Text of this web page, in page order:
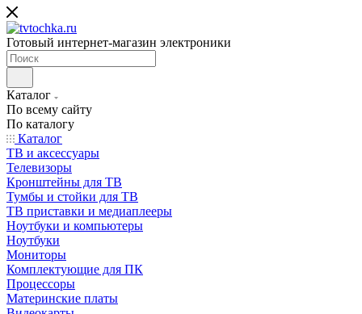
Готовый интернет-магазин электроники
Каталог
По всему сайту
По каталогу
Каталог
ТВ и аксессуары
Телевизоры
Кронштейны для ТВ
Тумбы и стойки для ТВ
ТВ приставки и медиаплееры
Ноутбуки и компьютеры
Ноутбуки
Мониторы
Комплектующие для ПК
Процессоры
Материнские платы